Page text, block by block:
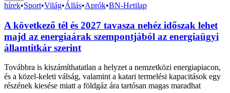
hírek•Sport•Világ•Állás•Aprók•BN-Hetilap
A következő tél és 2027 tavasza nehéz időszak lehet
majd az energiaárak szempontjából az energiaügyi
államtitkár szerint
Továbbra is kiszámíthatatlan a helyzet a nemzetközi energiapiacon,
és a közel-keleti válság, valamint a katari termelési kapacitások egy
részének kiesése miatt a földgáz ára tartósan magas maradhat